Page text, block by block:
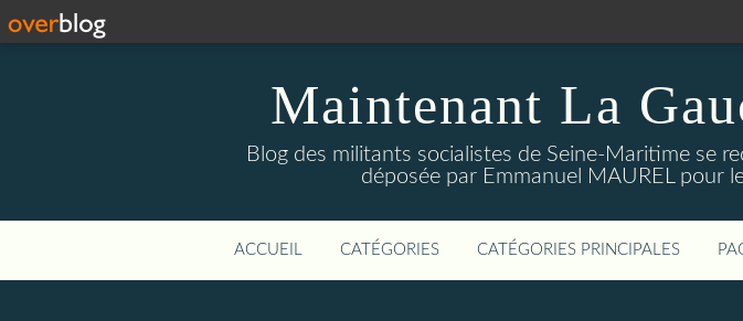
Maintenant La
Blog des militants socialistes de Seine-Maritime se
déposée par Emmanuel MAUREL pour
ACCUEIL CATÉGORIES CATÉGORIES PRINCIPALES